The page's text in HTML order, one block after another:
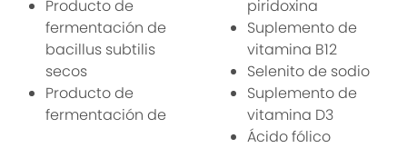
Producto de
fermentación de
bacillus subtilis
secos
Producto de
fermentación de
piridoxina
Suplemento de
vitamina B12
Selenito de sodio
Suplemento de
vitamina D3
Ácido fólico